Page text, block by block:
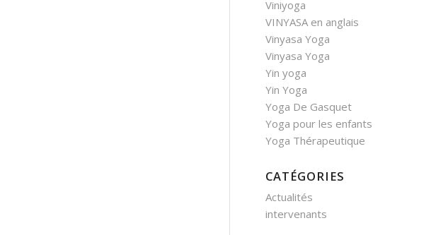
Viniyoga
VINYASA en anglais
Vinyasa Yoga
Vinyasa Yoga
Yin yoga
Yin Yoga
Yoga De Gasquet
Yoga pour les enfants
Yoga Thérapeutique
CATÉGORIES
Actualités
intervenants